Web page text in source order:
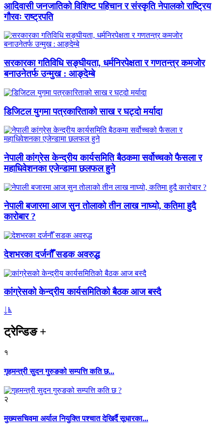
आदिवासी जनजातिको विशिष्ट पहिचान र संस्कृति नेपालको राष्ट्रिय
गौरवः राष्ट्रपति
सरकारका गतिविधि सङ्घीयता, धर्मनिरपेक्षता र गणतन्त्र कमजोर
बनाउनेतर्फ उन्मुख : आङ्देम्बे
डिजिटल युगमा पत्रकारिताको साख र घट्दो मर्यादा
नेपाली कांग्रेस केन्द्रीय कार्यसमिति बैठकमा सर्वोच्चको फैसला र
महाधिवेशनका एजेन्डामा छलफल हुने
नेपाली बजारमा आज सुन तोलाको तीन लाख नाघ्यो, कतिमा हुदै
कारोबार ?
देशभरका दर्जनौँ सडक अवरुद्ध
कांग्रेसको केन्द्रीय कार्यसमितिको बैठक आज बस्दै
ट्रेन्डिङ+
१
गृहमन्त्री सुदन गुरुङको सम्पत्ति कति छ...
२
मुख्यसचिवमा अर्याल नियुक्ति पश्चात देखिर्दै सूधारका...